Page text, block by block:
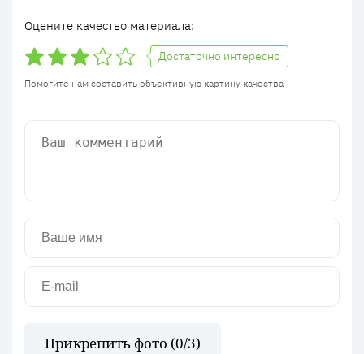
Оцените качество материала:
Достаточно интересно
Помогите нам составить объективную картину качества
Прикрепить фото (0/3)